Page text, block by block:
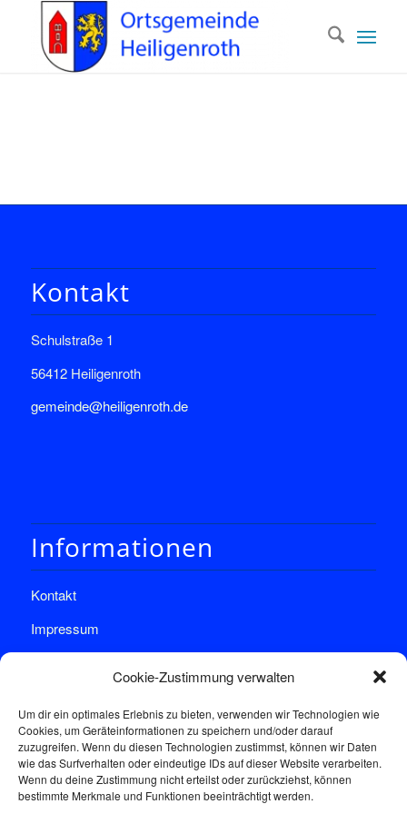
Cookie-Zustimmung verwalten
Um dir ein optimales Erlebnis zu bieten, verwenden wir Technologien wie
Cookies, um Geräteinformationen zu speichern und/oder darauf
zuzugreifen. Wenn du diesen Technologien zustimmst, können wir Daten
wie das Surfverhalten oder eindeutige IDs auf dieser Website verarbeiten.
Wenn du deine Zustimmung nicht erteilst oder zurückziehst, können
bestimmte Merkmale und Funktionen beeinträchtigt werden.
Kontakt
Schulstraße 1
56412 Heiligenroth
gemeinde@heiligenroth.de
Informationen
Kontakt
Impressum
Sprechstunde